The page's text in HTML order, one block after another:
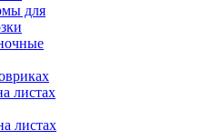
для
листах
листах